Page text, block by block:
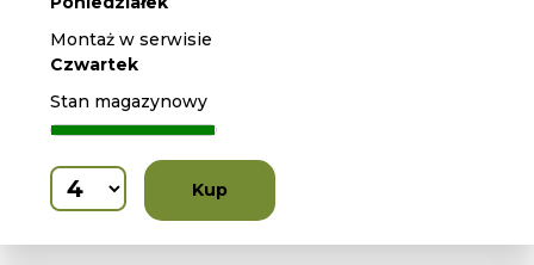
Montaż w serwisie
Czwartek
Stan magazynowy
Kup